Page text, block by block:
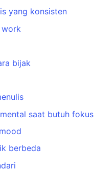
yang konsisten
work
bijak
saat butuh fokus
berbeda